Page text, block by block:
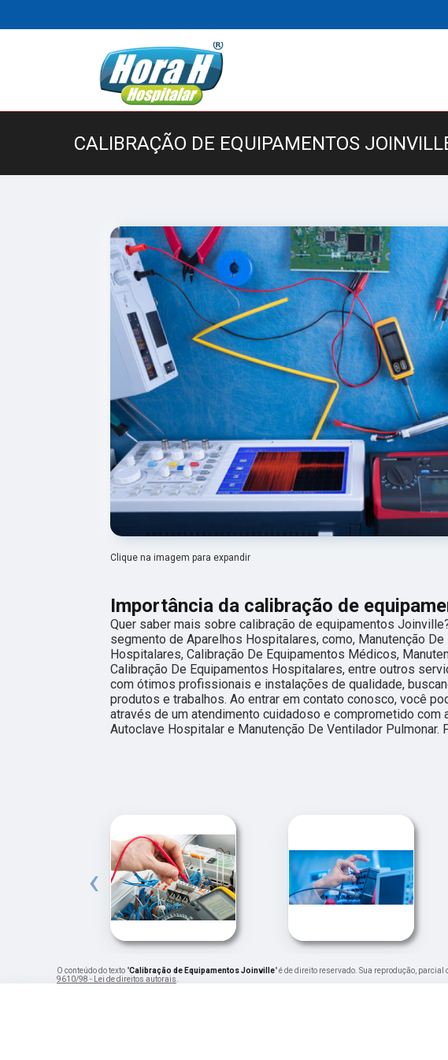
CALIBRAÇÃO DE EQUIPAMENTOS
Clique na imagem para expandir
Importância da calibração de
Quer saber mais sobre calibração de equipamentos
segmento de Aparelhos Hospitalares, como, Manutenção
Hospitalares, Calibração De Equipamentos Médicos,
Calibração De Equipamentos Hospitalares, entre outros
com ótimos profissionais e instalações de qualidade,
produtos e trabalhos. Ao entrar em contato conosco, você
através de um atendimento cuidadoso e comprometido com
Autoclave Hospitalar e Manutenção De Ventilador
‹
O conteúdo do texto "Calibração de Equipamentos Joinville" é de direito reservado. Sua reprodução,
9610/98 - Lei de direitos autorais